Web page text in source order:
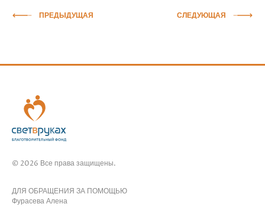
ПРЕДЫДУЩАЯ СЛЕДУЮЩАЯ
© 2026 Все права защищены.
ДЛЯ ОБРАЩЕНИЯ ЗА ПОМОЩЬЮ
Фурасева Алена